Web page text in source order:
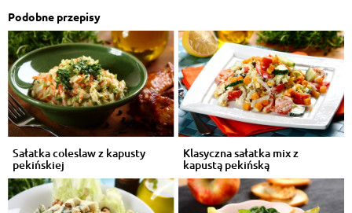
Podobne przepisy
Sałatka coleslaw z kapusty
pekińskiej
Klasyczna sałatka mix z
kapustą pekińską